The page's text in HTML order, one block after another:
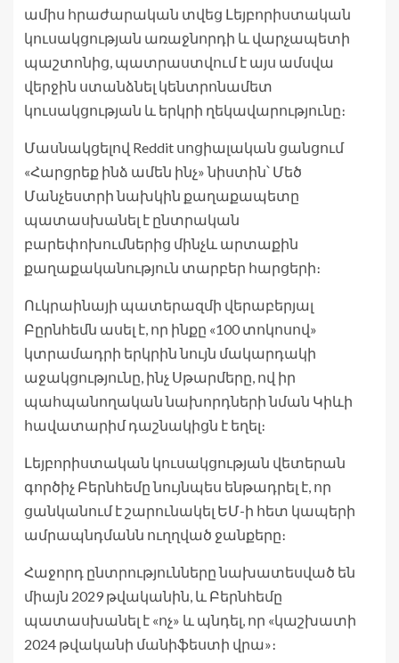
ամիս հրաժարական տվեց Լեյբորիստական ​​
կուսակցության առաջնորդի և վարչապետի
պաշտոնից, պատրաստվում է այս ամսվա
վերջին ստանձնել կենտրոնամետ
կուսակցության և երկրի ղեկավարությունը։
Մասնակցելով Reddit սոցիալական ցանցում
«Հարցրեք ինձ ամեն ինչ» նիստին՝ Մեծ
Մանչեստրի նախկին քաղաքապետը
պատասխանել է ընտրական
բարեփոխումներից մինչև արտաքին
քաղաքականություն տարբեր հարցերի։
Ուկրաինայի պատերազմի վերաբերյալ
Բըրնհեմն ասել է, որ ինքը «100 տոկոսով»
կտրամադրի երկրին նույն մակարդակի
աջակցությունը, ինչ Սթարմերը, ով իր
պահպանողական նախորդների նման Կիևի
հավատարիմ դաշնակիցն է եղել։
Լեյբորիստական ​​կուսակցության վետերան
գործիչ Բերնհեմը նույնպես ենթադրել է, որ
ցանկանում է շարունակել ԵՄ-ի հետ կապերի
ամրապնդմանն ուղղված ջանքերը։
Հաջորդ ընտրությունները նախատեսված են
միայն 2029 թվականին, և Բերնհեմը
պատասխանել է «ոչ» և պնդել, որ «կաշխատի
2024 թվականի մանիֆեստի վրա»։